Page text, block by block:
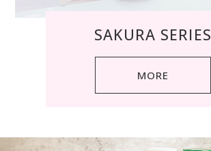
SAKURA SERIES
MORE